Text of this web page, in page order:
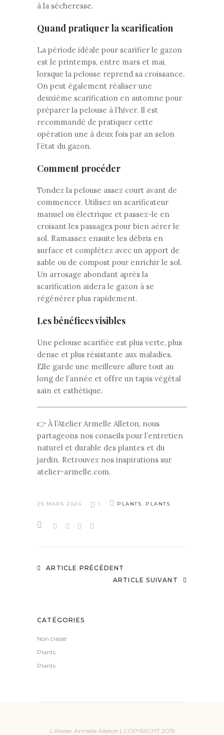
à la sécheresse.
Quand pratiquer la scarification
La période idéale pour scarifier le gazon
est le printemps, entre mars et mai,
lorsque la pelouse reprend sa croissance.
On peut également réaliser une
deuxième scarification en automne pour
préparer la pelouse à l’hiver. Il est
recommandé de pratiquer cette
opération une à deux fois par an selon
l’état du gazon.
Comment procéder
Tondez la pelouse assez court avant de
commencer. Utilisez un scarificateur
manuel ou électrique et passez-le en
croisant les passages pour bien aérer le
sol. Ramassez ensuite les débris en
surface et complétez avec un apport de
sable ou de compost pour enrichir le sol.
Un arrosage abondant après la
scarification aidera le gazon à se
régénérer plus rapidement.
Les bénéfices visibles
Une pelouse scarifiée est plus verte, plus
dense et plus résistante aux maladies.
Elle garde une meilleure allure tout au
long de l’année et offre un tapis végétal
sain et esthétique.
👉 À l’Atelier Armelle Alleton, nous
partageons nos conseils pour l’entretien
naturel et durable des plantes et du
jardin. Retrouvez nos inspirations sur
atelier-armelle.com.
25 MARS 2024 1 PLANTS, PLANTS
ARTICLE PRÉCÉDENT
ARTICLE SUIVANT
CATÉGORIES
Non classé
Plants
Plants
L’Atelier Armelle Alleton | COPYRIGHT 2019